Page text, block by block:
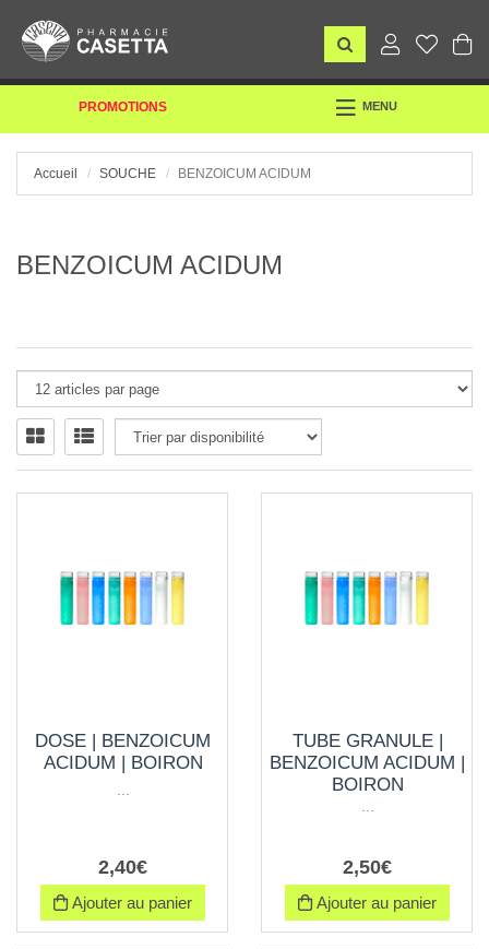
PROMOTIONS
TOGGLE
MENU
Accueil SOUCHE BENZOICUM ACIDUM
BENZOICUM ACIDUM
DOSE | BENZOICUM
ACIDUM | BOIRON
2,40€
Ajouter au panier
TUBE GRANULE |
BENZOICUM ACIDUM |
BOIRON
2,50€
Ajouter au panier